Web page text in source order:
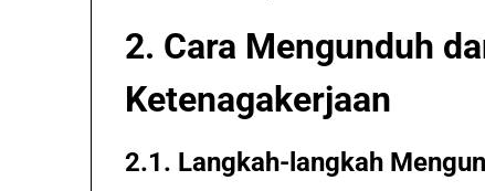
2. Cara Mengunduh
Ketenagakerjaan
2.1. Langkah-langkah